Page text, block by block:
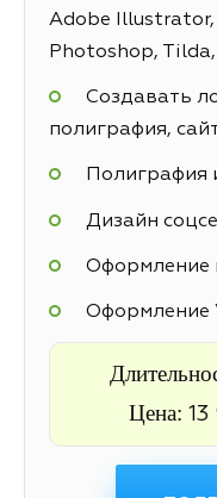
Adobe Illustrator,
Photoshop,
Создавать
полиграфия,
Полиграфия
Дизайн
Оформление
Оформление
Цена: